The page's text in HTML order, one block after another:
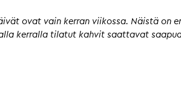
ovat vain kerran viikossa. Näistä on
kerralla tilatut kahvit saattavat